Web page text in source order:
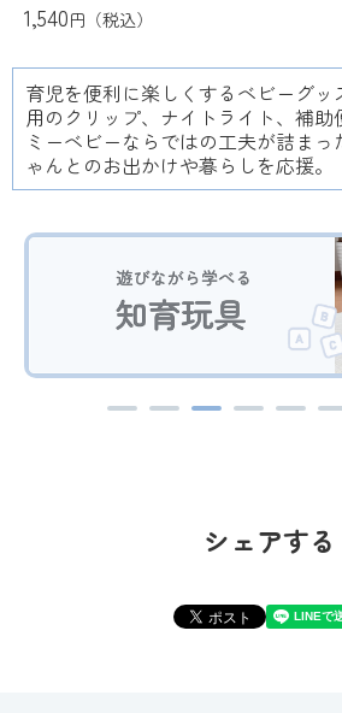
1,540円（税込）
育児を便利に楽しくするベビーグッ
用のクリップ、ナイトライト、補助
ミーベビーならではの工夫が詰まっ
ゃんとのお出かけや暮らしを応援。
シェアする